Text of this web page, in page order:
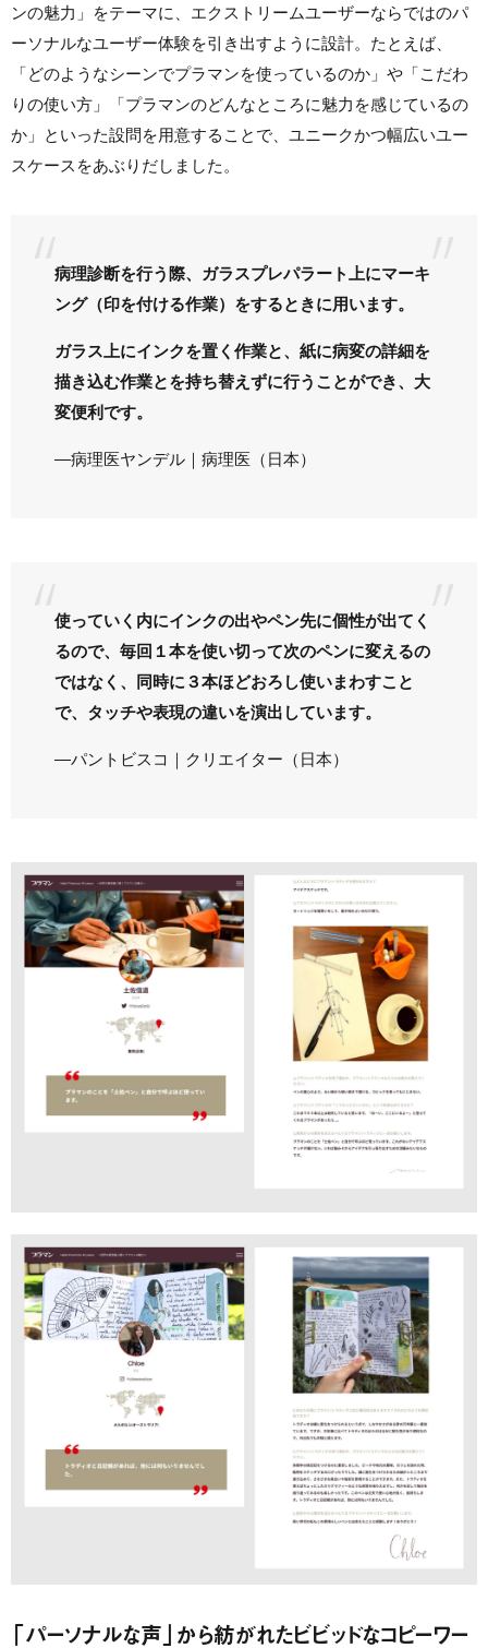
ンの魅力」をテーマに、エクストリームユーザーならではのパ
ーソナルなユーザー体験を引き出すように設計。たとえば、
「どのようなシーンでプラマンを使っているのか」や「こだわ
りの使い方」「プラマンのどんなところに魅力を感じているの
か」といった設問を用意することで、ユニークかつ幅広いユー
スケースをあぶりだしました。
病理診断を行う際、ガラスプレパラート上にマーキ
ング（印を付ける作業）をするときに用います。
ガラス上にインクを置く作業と、紙に病変の詳細を
描き込む作業とを持ち替えずに行うことができ、大
変便利です。
―病理医ヤンデル｜病理医（日本）
使っていく内にインクの出やペン先に個性が出てく
るので、毎回１本を使い切って次のペンに変えるの
ではなく、同時に３本ほどおろし使いまわすこと
で、タッチや表現の違いを演出しています。
―パントビスコ｜クリエイター（日本）
「パーソナルな声」から紡がれたビビッドなコピーワー